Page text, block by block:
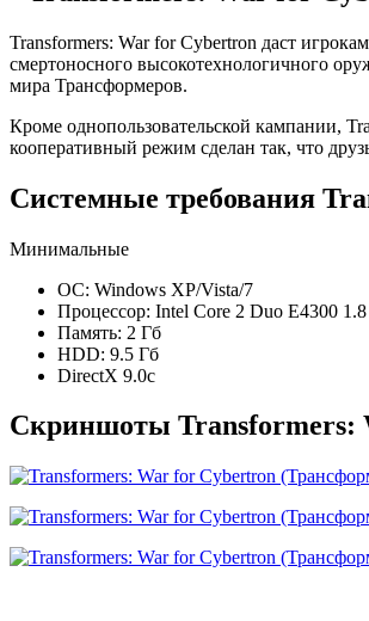
Transformers: War for Cybertron даст
смертоносного высокотехнологичного
мира Трансформеров.
Кроме однопользовательской кампании,
кооперативный режим сделан так, что
Системные требования
Минимальные
ОС: Windows XP/Vista/7
Процессор: Intel Core 2 Duo E4300
Память: 2 Гб
HDD: 9.5 Гб
DirectX 9.0c
Скриншоты Transformers: